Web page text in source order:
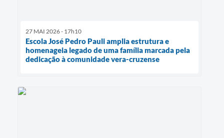
27 MAI 2026 - 17h10
Escola José Pedro Pauli amplia estrutura e
homenageia legado de uma família marcada pela
dedicação à comunidade vera-cruzense